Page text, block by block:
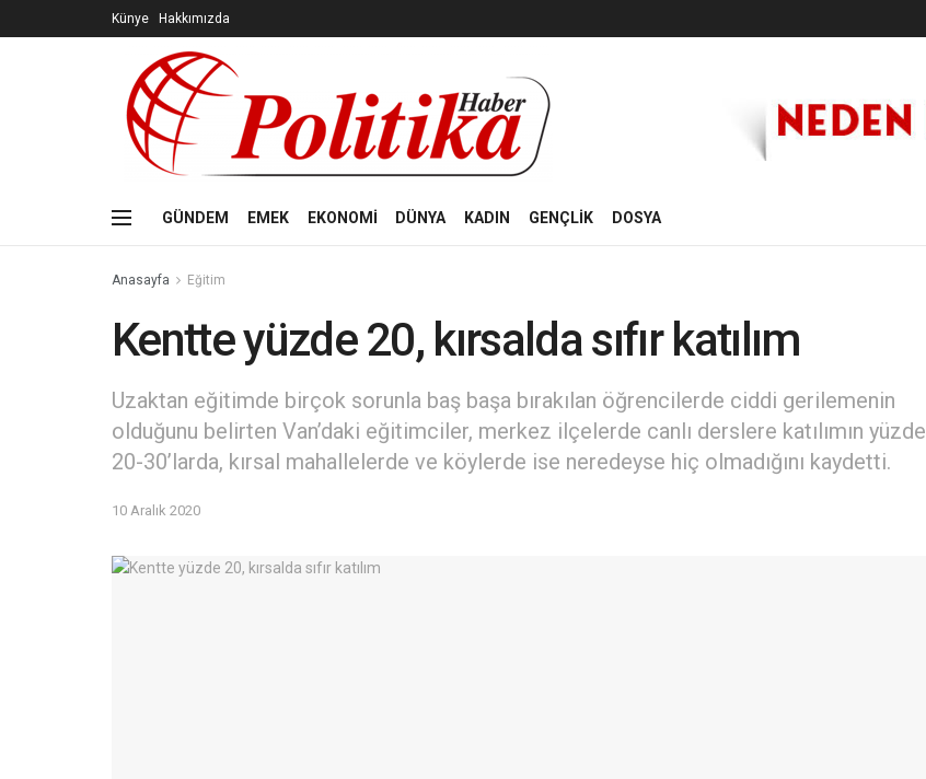
Künye Hakkımızda
GÜNDEM EMEK EKONOMİ DÜNYA KADIN GENÇLİK DOSYA
Anasayfa Eğitim
Kentte yüzde 20, kırsalda sıfır katılım
Uzaktan eğitimde birçok sorunla baş başa bırakılan öğrencilerde ciddi gerilemenin
olduğunu belirten Van’daki eğitimciler, merkez ilçelerde canlı derslere katılımın yüzde
20-30’larda, kırsal mahallelerde ve köylerde ise neredeyse hiç olmadığını kaydetti.
10 Aralık 2020